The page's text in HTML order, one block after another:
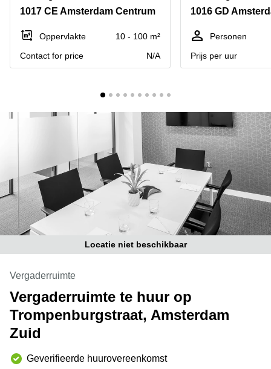
Hengelo
Hilversum
Hoofddorp
Tiel
Amsterdam
Westpoort
Reeuwijk
Business
Arnhem
Westpoort
Business
center
Den
Haag
Coworking
space
Coworking
Arnhem
Kantoorruimte
in Arnhem
Coworking
Hilversum
1017 CE Amsterdam Centrum
Oppervlakte
10 - 100 m²
Contact for price
N/A
1016 GD
Personen
Prijs per uur
Locatie niet beschikbaar
Vergaderruimte
Vergaderruimte te huur op
Trompenburgstraat, Amsterdam
Zuid
Geverifieerde huurovereenkomst